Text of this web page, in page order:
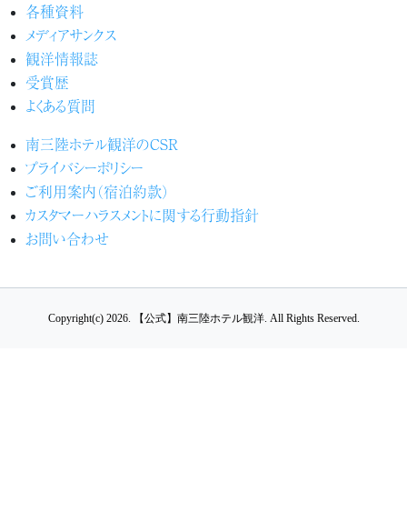
各種資料
メディアサンクス
観洋情報誌
受賞歴
よくある質問
南三陸ホテル観洋のCSR
プライバシーポリシー
ご利用案内（宿泊約款）
カスタマーハラスメントに関する行動指針
お問い合わせ
Copyright(c) 2026. 【公式】南三陸ホテル観洋. All Rights Reserved.